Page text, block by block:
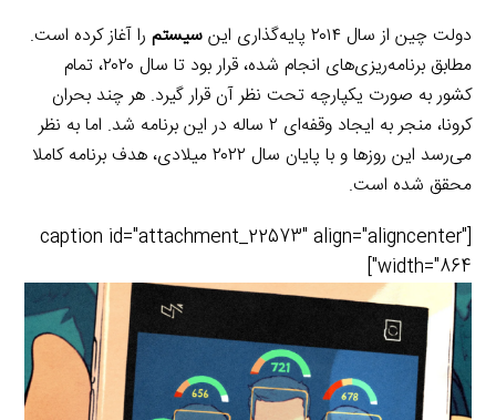
دولت چین از سال ۲۰۱۴ پایه‌گذاری این
سیستم را آغاز کرده است.
مطابق برنامه‌ریزی‌های انجام شده، قرار بود تا سال ۲۰۲۰، تمام
کشور به صورت یکپارچه تحت نظر آن قرار گیرد. هر چند بحران
کرونا، منجر به ایجاد وقفه‌ای ۲ ساله در این برنامه شد. اما به نظر
می‌رسد این روزها و با پایان سال ۲۰۲۲ میلادی، هدف برنامه کاملا
محقق شده است.
[caption id="attachment_22573" align="aligncenter"
width="864"]